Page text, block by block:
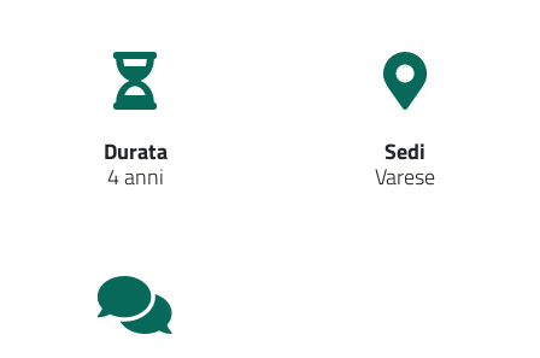
Durata
4 anni
Sedi
Varese